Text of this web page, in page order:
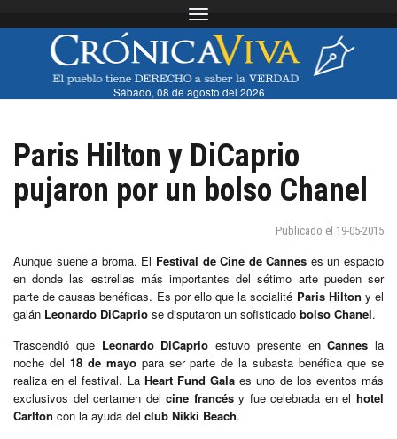
Toggle navigation
Sábado, 08 de agosto del 2026
Paris Hilton y DiCaprio
pujaron por un bolso Chanel
Publicado el 19-05-2015
Aunque suene a broma. El Festival de Cine de Cannes es un espacio
en donde las estrellas más importantes del sétimo arte pueden ser
parte de causas benéficas. Es por ello que la socialité Paris Hilton y el
galán Leonardo DiCaprio se disputaron un sofisticado bolso Chanel.
Trascendió que Leonardo DiCaprio estuvo presente enCannes la
noche del 18 de mayopara ser parte de la subasta benéfica que se
realiza en el festival. La Heart Fund Gala es uno de los eventos más
exclusivos del certamen delcine francésy fue celebrada en elhotel
Carlton con la ayuda del club Nikki Beach.